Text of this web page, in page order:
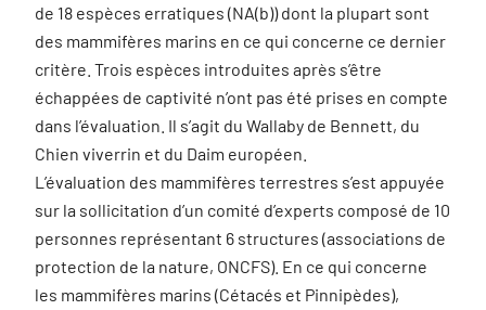
de 18 espèces erratiques (NA(b)) dont la plupart sont
des mammifères marins en ce qui concerne ce dernier
critère. Trois espèces introduites après s’être
échappées de captivité n’ont pas été prises en compte
dans l’évaluation. Il s’agit du Wallaby de Bennett, du
Chien viverrin et du Daim européen.
L’évaluation des mammifères terrestres s’est appuyée
sur la sollicitation d’un comité d’experts composé de 10
personnes représentant 6 structures (associations de
protection de la nature, ONCFS). En ce qui concerne
les mammifères marins (Cétacés et Pinnipèdes),